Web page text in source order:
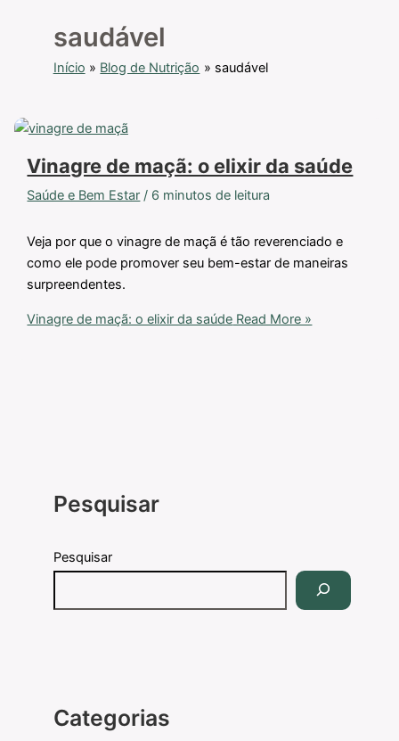
saudável
Início Blog de Nutrição saudável
Vinagre de maçã: o elixir da saúde
Saúde e Bem Estar / 6 minutos de leitura
Veja por que o vinagre de maçã é tão reverenciado e
como ele pode promover seu bem-estar de maneiras
surpreendentes.
Vinagre de maçã: o elixir da saúde Read More »
Pesquisar
Pesquisar
Categorias